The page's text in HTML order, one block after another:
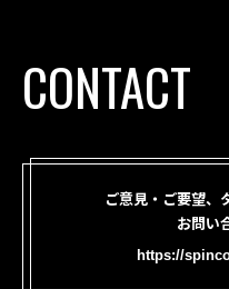
CONTACT
ご意見・ご要望、
お問い
https://